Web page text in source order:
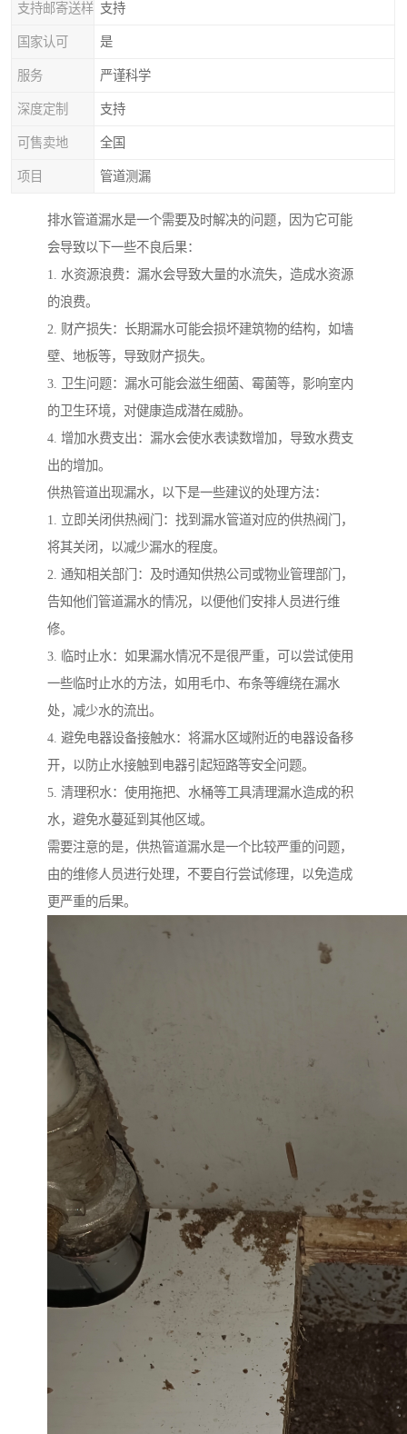
支持邮寄送样 支持
国家认可 是
服务 严谨科学
深度定制 支持
可售卖地 全国
项目 管道测漏
排水管道漏水是一个需要及时解决的问题，因为它可能
会导致以下一些不良后果：
1. 水资源浪费：漏水会导致大量的水流失，造成水资源
的浪费。
2. 财产损失：长期漏水可能会损坏建筑物的结构，如墙
壁、地板等，导致财产损失。
3. 卫生问题：漏水可能会滋生细菌、霉菌等，影响室内
的卫生环境，对健康造成潜在威胁。
4. 增加水费支出：漏水会使水表读数增加，导致水费支
出的增加。
供热管道出现漏水，以下是一些建议的处理方法：
1. 立即关闭供热阀门：找到漏水管道对应的供热阀门，
将其关闭，以减少漏水的程度。
2. 通知相关部门：及时通知供热公司或物业管理部门，
告知他们管道漏水的情况，以便他们安排人员进行维
修。
3. 临时止水：如果漏水情况不是很严重，可以尝试使用
一些临时止水的方法，如用毛巾、布条等缠绕在漏水
处，减少水的流出。
4. 避免电器设备接触水：将漏水区域附近的电器设备移
开，以防止水接触到电器引起短路等安全问题。
5. 清理积水：使用拖把、水桶等工具清理漏水造成的积
水，避免水蔓延到其他区域。
需要注意的是，供热管道漏水是一个比较严重的问题，
由的维修人员进行处理，不要自行尝试修理，以免造成
更严重的后果。